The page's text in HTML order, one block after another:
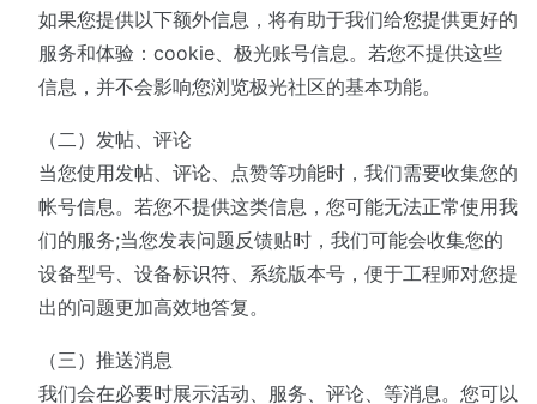
如果您提供以下额外信息，将有助于我们给您提供更好的
服务和体验：cookie、极光账号信息。若您不提供这些
信息，并不会影响您浏览极光社区的基本功能。
（二）发帖、评论
当您使用发帖、评论、点赞等功能时，我们需要收集您的
帐号信息。若您不提供这类信息，您可能无法正常使用我
们的服务;当您发表问题反馈贴时，我们可能会收集您的
设备型号、设备标识符、系统版本号，便于工程师对您提
出的问题更加高效地答复。
（三）推送消息
我们会在必要时展示活动、服务、评论、等消息。您可以